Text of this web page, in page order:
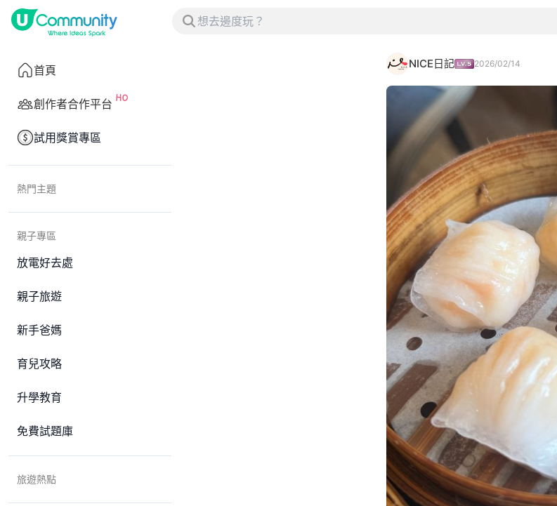
首頁
創作者合作平台
試用獎賞專區
熱門主題
親子專區
放電好去處
親子旅遊
新手爸媽
育兒攻略
升學教育
免費試題庫
旅遊熱點
NICE日記 2026/02/14